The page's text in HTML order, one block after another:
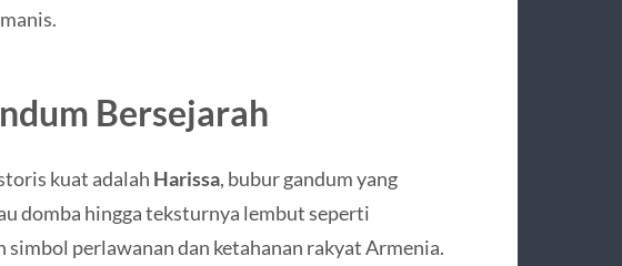
Bersejarah
kuat adalah Harissa, bubur gandum yang
domba hingga teksturnya lembut seperti
simbol perlawanan dan ketahanan rakyat Armenia.